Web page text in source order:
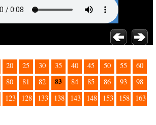
20 25 30 35 40 45 50 55
60
80 81 82 83 84 85 86 93
98
123 128 133 138 143 148 153 158
163